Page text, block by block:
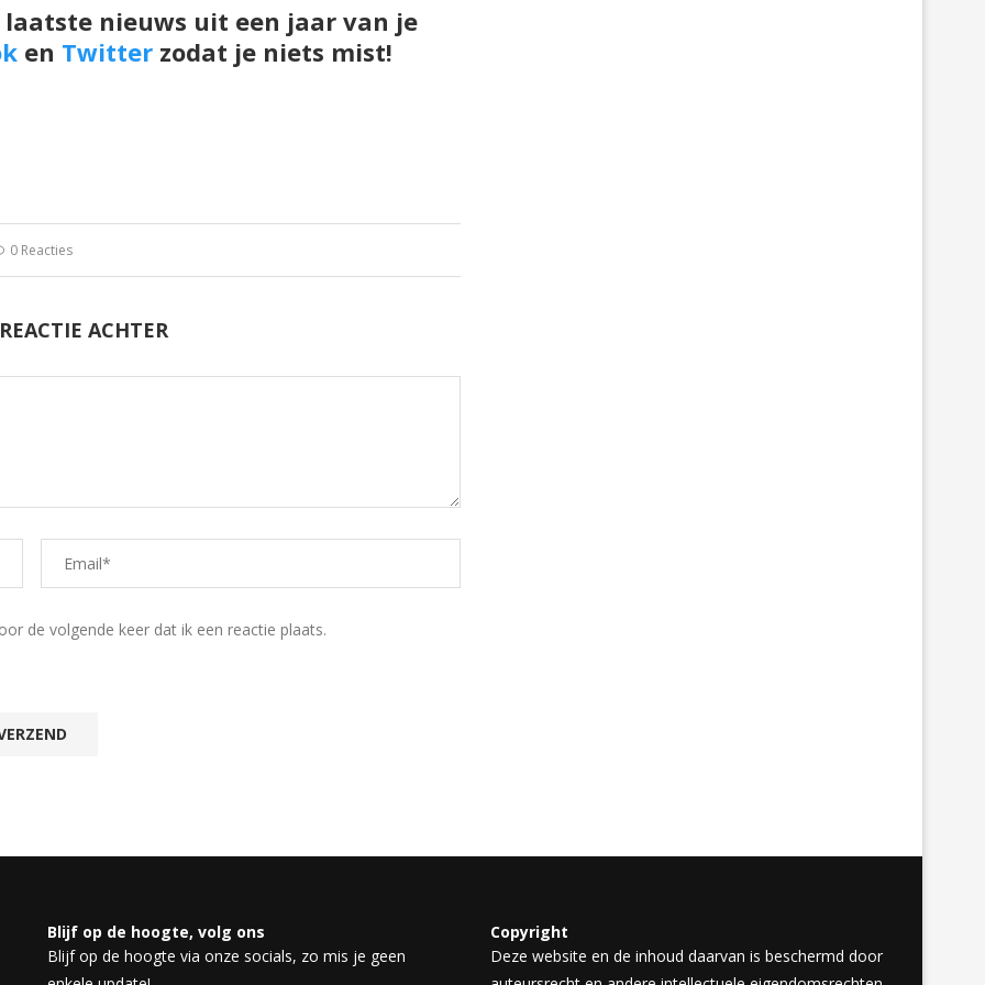
nieuws uit een jaar van je
en Twitterzodat je niets mist!
0 Reacties
ACHTER
de volgende keer dat ik een reactie plaats.
Blijf op de hoogte, volg ons
Blijf op de hoogte via onze socials, zo mis je geen
Copyright
Deze website en de inhoud daarvan is beschermd door